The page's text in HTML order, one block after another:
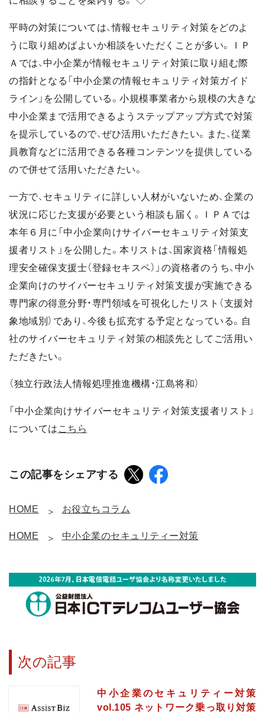
平時の対策については、情報セキュリティ対策をどのよ
うに取り組めばよいか相談をいただくことが多い。ＩＰ
Ａでは、中小企業が情報セキュリティ対策に取り組む際
の指針となる「中小企業の情報セキュリティ対策ガイド
ライン」を公開している。小規模事業者から規模の大きな
中小企業まで活用できるようステップアップ方式で対策
を提示しているので、ぜひ活用いただきたい。また、従業
員教育などに活用できる各種コンテンツを提供している
ので併せて活用いただきたい。
一方で、セキュリティに詳しい人材がいないため、企業の
状況に応じた支援が必要という相談も届く。ＩＰＡでは
本年６月に「中小企業向けサイバーセキュリティ対策支
援者リスト」を公開した。本リストは、国家資格「情報処
理安全確保支援士（登録セキスペ）」の資格者のうち、中小
企業向けのサイバーセキュリティ対策支援が実施できる
専門家の得意分野・専門領域を可視化したリスト（支援対
象地域別）であり、今後も拡充する予定となっている。自
社のサイバーセキュリティ対策の相談先としてご活用い
ただきたい。
（独立行政法人情報処理推進機構・江島将和）
「中小企業向けサイバーセキュリティ対策支援者リスト」
については こちら
この記事をシェアする
HOME お役立ちコラム
HOME 中小企業のセキュリティー対策
次の記事
中小企業のセキュリティー対策
vol.105 ネットワーク乗っ取り対策